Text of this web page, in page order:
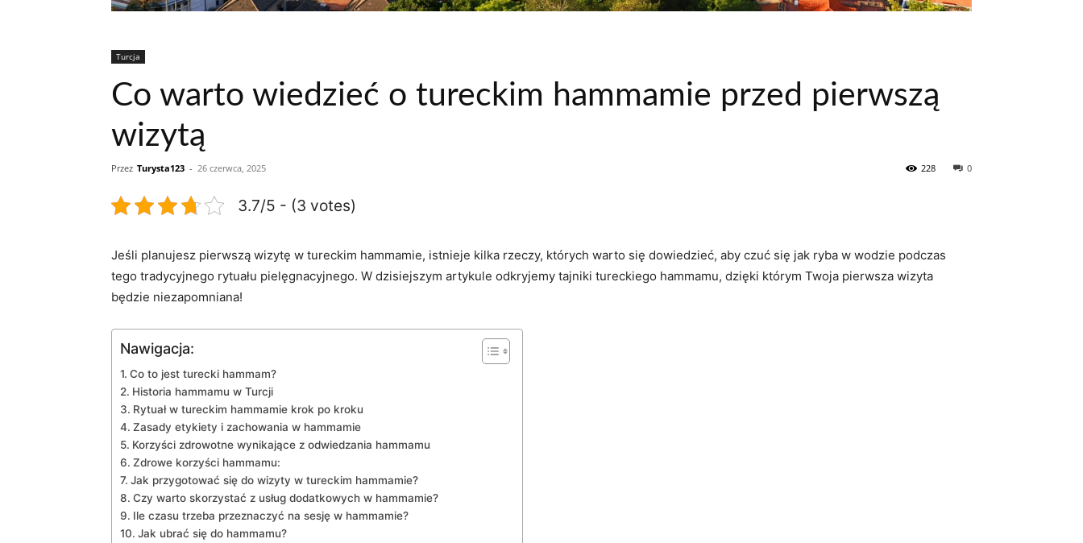
Turcja
Co warto wiedzieć o tureckim hammamie przed pierwszą
wizytą
Przez Turysta123 - 26 czerwca, 2025 0
228
3.7/5 - (3 votes)
Jeśli⁣ planujesz pierwszą wizytę w tureckim hammamie, istnieje ⁣kilka rzeczy, których warto się ⁣dowiedzieć,‌ aby czuć ‌się jak ryba w wodzie podczas
‍tego tradycyjnego rytuału pielęgnacyjnego. ‍W dzisiejszym ‌artykule ​odkryjemy‍ tajniki tureckiego hammamu, dzięki którym Twoja pierwsza wizyta⁤
będzie ​niezapomniana!
Nawigacja:
Co to jest⁢ turecki hammam?
Historia⁢ hammamu w Turcji
Rytuał w tureckim⁣ hammamie krok po kroku
Zasady ​etykiety i zachowania ‌w hammamie
Korzyści zdrowotne wynikające z​ odwiedzania hammamu
Zdrowe‌ korzyści hammamu:
Jak przygotować się ⁢do wizyty w tureckim hammamie?
Czy warto skorzystać z usług⁢ dodatkowych w hammamie?
Ile czasu trzeba przeznaczyć ‌na sesję w ⁢hammamie?
Jak⁤ ubrać⁣ się‍ do ⁣hammamu?